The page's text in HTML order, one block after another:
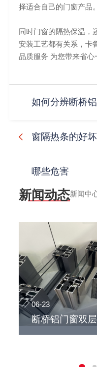
择适合自己的门窗产品。
同时门窗的隔热保温，
安装工艺都有关系，卡
品质服务 为您带来省心
如何分辨断桥
窗隔热条的好
哪些危害
新闻动态新闻中
06-23
断桥铝门窗双